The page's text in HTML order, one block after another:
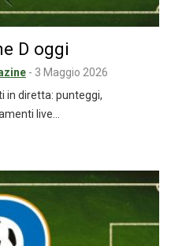
D oggi
- 3 Maggio 2026
in diretta: punteggi,
live…